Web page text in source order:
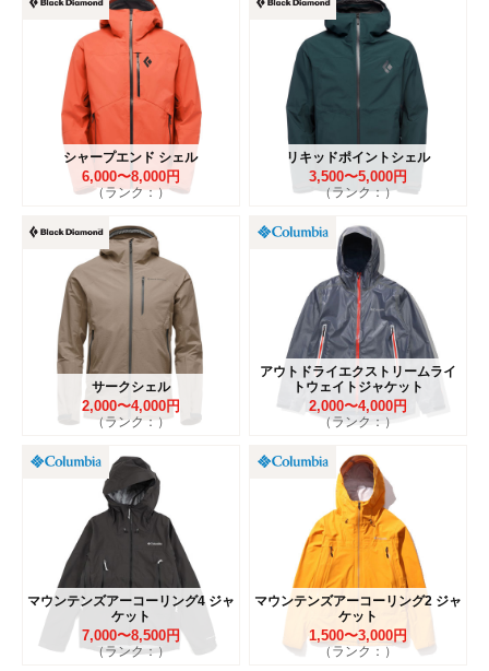
シャープエンド シェル
6,000〜8,000円
（ランク：）
リキッドポイントシェル
3,500〜5,000円
（ランク：）
サークシェル
2,000〜4,000円
（ランク：）
アウトドライエクストリームライ
トウェイトジャケット
2,000〜4,000円
（ランク：）
マウンテンズアーコーリング4 ジャ
ケット
7,000〜8,500円
（ランク：）
マウンテンズアーコーリング2 ジャ
ケット
1,500〜3,000円
（ランク：）